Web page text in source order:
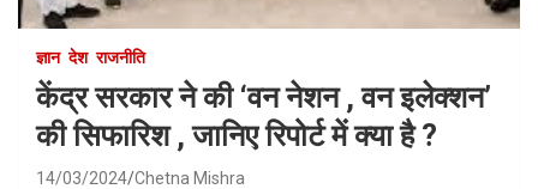
ज्ञान देश राजनीति
केंद्र सरकार ने की ‘वन नेशन , वन इलेक्शन’
की सिफारिश , जानिए रिपोर्ट में क्या है ?
14/03/2024 Chetna Mishra